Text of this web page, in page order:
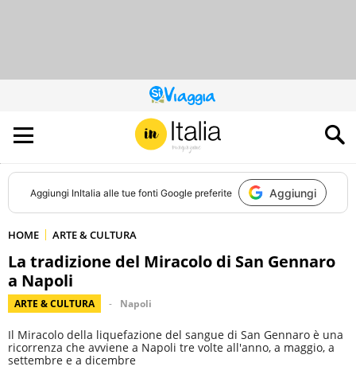
QUESTO
SITO
CONTRIBUISCE
ALL’AUDIENCE
DI
Aggiungi InItalia alle tue fonti Google preferite Aggiungi
HOME ARTE & CULTURA
La tradizione del Miracolo di San Gennaro
a Napoli
ARTE & CULTURA Napoli
Il Miracolo della liquefazione del sangue di San Gennaro è una
ricorrenza che avviene a Napoli tre volte all'anno, a maggio, a
settembre e a dicembre